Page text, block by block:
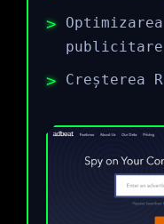
publicitare
Creșterea